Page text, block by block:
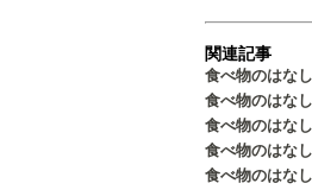
関連記事
食べ物のはな
食べ物のはな
食べ物のはな
食べ物のはな
食べ物のはな